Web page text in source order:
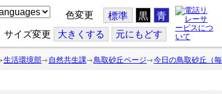
色変更 標準 黒 青
サイズ変更 大きくする 元にもどす
生活環境部 自然共生課 鳥取砂丘ページ 今日の鳥取砂丘（毎